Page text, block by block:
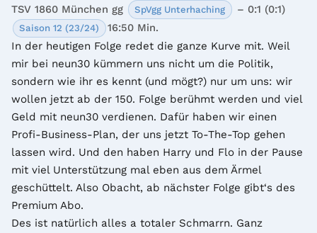
TSV 1860 München gg SpVgg Unterhaching – 0:1 (0:1)
Saison 12 (23/24)
16:50 Min.
In der heutigen Folge redet die ganze Kurve mit. Weil
mir bei neun30 kümmern uns nicht um die Politik,
sondern wie ihr es kennt (und mögt?) nur um uns: wir
wollen jetzt ab der 150. Folge berühmt werden und viel
Geld mit neun30 verdienen. Dafür haben wir einen
Profi-Business-Plan, der uns jetzt To-The-Top gehen
lassen wird. Und den haben Harry und Flo in der Pause
mit viel Unterstützung mal eben aus dem Ärmel
geschüttelt. Also Obacht, ab nächster Folge gibt‘s des
Premium Abo.
Des ist natürlich alles a totaler Schmarrn. Ganz